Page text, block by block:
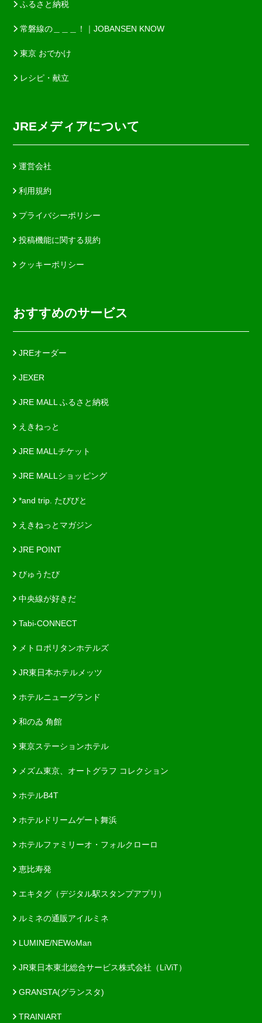
ふるさと納税
常磐線の＿＿＿！｜JOBANSEN KNOW
東京 おでかけ
レシピ・献立
JREメディアについて
運営会社
利用規約
プライバシーポリシー
投稿機能に関する規約
クッキーポリシー
おすすめのサービス
JREオーダー
JEXER
JRE MALL ふるさと納税
えきねっと
JRE MALLチケット
JRE MALLショッピング
*and trip. たびびと
えきねっとマガジン
JRE POINT
びゅうたび
中央線が好きだ
Tabi-CONNECT
メトロポリタンホテルズ
JR東日本ホテルメッツ
ホテルニューグランド
和のゐ 角館
東京ステーションホテル
メズム東京、オートグラフ コレクション
ホテルB4T
ホテルドリームゲート舞浜
ホテルファミリーオ・フォルクローロ
恵比寿発
エキタグ（デジタル駅スタンプアプリ）
ルミネの通販アイルミネ
LUMINE/NEWoMan
JR東日本東北総合サービス株式会社（LiViT）
GRANSTA(グランスタ)
TRAINIART